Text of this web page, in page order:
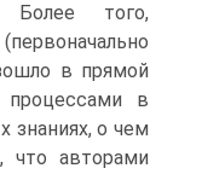
того,
в прямой
процессами в
знаниях, о чем
что авторами